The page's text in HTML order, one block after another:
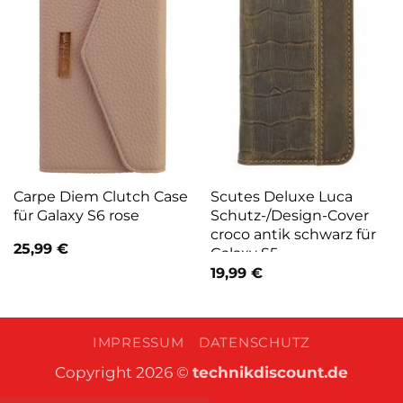
Carpe Diem Clutch Case
für Galaxy S6 rose
25,99 €
Scutes Deluxe Luca
Schutz-/Design-Cover
croco antik schwarz für
Galaxy S5
19,99 €
IMPRESSUM DATENSCHUTZ
Copyright 2026 © technikdiscount.de